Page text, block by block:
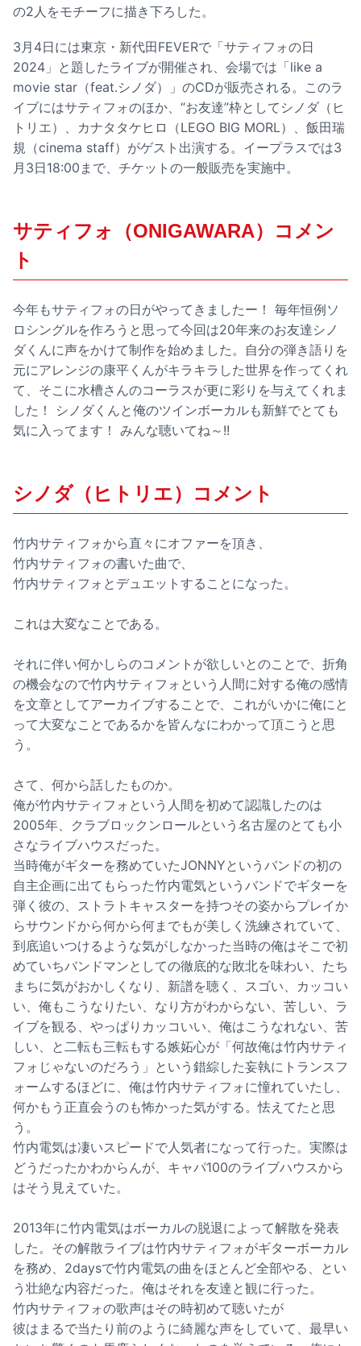
の2人をモチーフに描き下ろした。
3月4日には東京・新代田FEVERで「サティフォの日
2024」と題したライブが開催され、会場では「like a
movie star（feat.シノダ）」のCDが販売される。このラ
イブにはサティフォのほか、“お友達”枠としてシノダ（ヒ
トリエ）、カナタタケヒロ（LEGO BIG MORL）、飯田瑞
規（cinema staff）がゲスト出演する。イープラスでは3
月3日18:00まで、チケットの一般販売を実施中。
サティフォ（ONIGAWARA）コメン
ト
今年もサティフォの日がやってきましたー！ 毎年恒例ソ
ロシングルを作ろうと思って今回は20年来のお友達シノ
ダくんに声をかけて制作を始めました。自分の弾き語りを
元にアレンジの康平くんがキラキラした世界を作ってくれ
て、そこに水槽さんのコーラスが更に彩りを与えてくれま
した！ シノダくんと俺のツインボーカルも新鮮でとても
気に入ってます！ みんな聴いてね～!!
シノダ（ヒトリエ）コメント
竹内サティフォから直々にオファーを頂き、
竹内サティフォの書いた曲で、
竹内サティフォとデュエットすることになった。
これは大変なことである。
それに伴い何かしらのコメントが欲しいとのことで、折角
の機会なので竹内サティフォという人間に対する俺の感情
を文章としてアーカイブすることで、これがいかに俺にと
って大変なことであるかを皆んなにわかって頂こうと思
う。
さて、何から話したものか。
俺が竹内サティフォという人間を初めて認識したのは
2005年、クラブロックンロールという名古屋のとても小
さなライブハウスだった。
当時俺がギターを務めていたJONNYというバンドの初の
自主企画に出てもらった竹内電気というバンドでギターを
弾く彼の、ストラトキャスターを持つその姿からプレイか
らサウンドから何から何までもが美しく洗練されていて、
到底追いつけるような気がしなかった当時の俺はそこで初
めていちバンドマンとしての徹底的な敗北を味わい、たち
まちに気がおかしくなり、新譜を聴く、スゴい、カッコい
い、俺もこうなりたい、なり方がわからない、苦しい、ラ
イブを観る、やっぱりカッコいい、俺はこうなれない、苦
しい、と二転も三転もする嫉妬心が「何故俺は竹内サティ
フォじゃないのだろう」という錯綜した妄執にトランスフ
ォームするほどに、俺は竹内サティフォに憧れていたし、
何かもう正直会うのも怖かった気がする。怯えてたと思
う。
竹内電気は凄いスピードで人気者になって行った。実際は
どうだったかわからんが、キャパ100のライブハウスから
はそう見えていた。
2013年に竹内電気はボーカルの脱退によって解散を発表
した。その解散ライブは竹内サティフォがギターボーカル
を務め、2daysで竹内電気の曲をほとんど全部やる、とい
う壮絶な内容だった。俺はそれを友達と観に行った。
竹内サティフォの歌声はその時初めて聴いたが
彼はまるで当たり前のように綺麗な声をしていて、最早い